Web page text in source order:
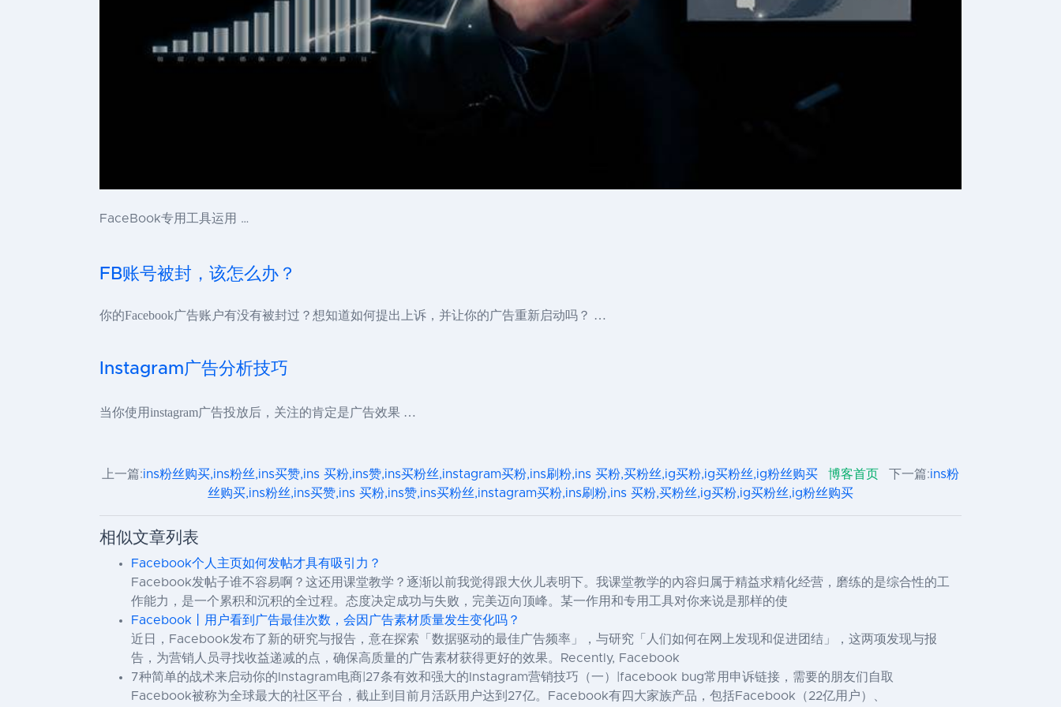
FaceBook专用工具运用 …
FB账号被封，该怎么办？
你的Facebook广告账户有没有被封过？想知道如何提出上诉，并让你的广告重新启动吗？ …
Instagram广告分析技巧
当你使用instagram广告投放后，关注的肯定是广告效果 …
上一篇:ins粉丝购买,ins粉丝,ins买赞,ins 买粉,ins赞,ins买粉丝,instagram买粉,ins刷粉,ins 买粉,买粉丝,ig买粉,ig买粉丝,ig粉丝购买 博客首页 下一篇:ins粉
丝购买,ins粉丝,ins买赞,ins 买粉,ins赞,ins买粉丝,instagram买粉,ins刷粉,ins 买粉,买粉丝,ig买粉,ig买粉丝,ig粉丝购买
相似文章列表
Facebook个人主页如何发帖才具有吸引力？
Facebook发帖子谁不容易啊？这还用课堂教学？逐渐以前我觉得跟大伙儿表明下。我课堂教学的內容归属于精益求精化经营，磨练的是综合性的工
作能力，是一个累积和沉积的全过程。态度决定成功与失败，完美迈向顶峰。某一作用和专用工具对你来说是那样的使
Facebook丨用户看到广告最佳次数，会因广告素材质量发生变化吗？
近日，Facebook发布了新的研究与报告，意在探索「数据驱动的最佳广告频率」，与研究「人们如何在网上发现和促进团结」，这两项发现与报
告，为营销人员寻找收益递减的点，确保高质量的广告素材获得更好的效果。Recently, Facebook
7种简单的战术来启动你的Instagram电商|27条有效和强大的Instagram营销技巧（一）|facebook bug常用申诉链接，需要的朋友们自取
Facebook被称为全球最大的社区平台，截止到目前月活跃用户达到27亿。Facebook有四大家族产品，包括Facebook（22亿用户）、